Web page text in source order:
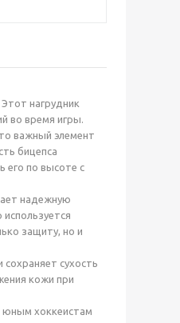
нагрудник
во время игры.
важный элемент
бицепса
его по высоте с
надежную
защиту, но и
сухость
кожи при
юным хоккеистам